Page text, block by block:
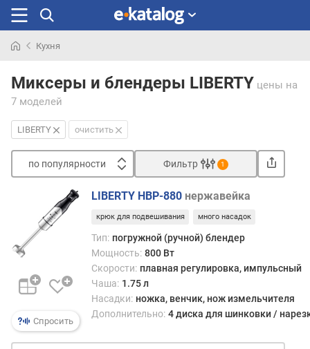
раньше
Кухня
Миксеры и блендеры LIBERTY цены на
7 моделей
LIBERTY очистить
по популярности
о
п
у
л
р
н
Фильтр 1
Спросить
LIBERTY HBP-880 нержавейка
крюк для подвешивания много насадок
Тип: погружной (ручной) блендер
Мощность: 800 Вт
Скорости: плавная регулировка, импульсный
Чаша: 1.75 л
Насадки: ножка, венчик, нож измельчителя
Дополнительно: 4 диска для шинковки /